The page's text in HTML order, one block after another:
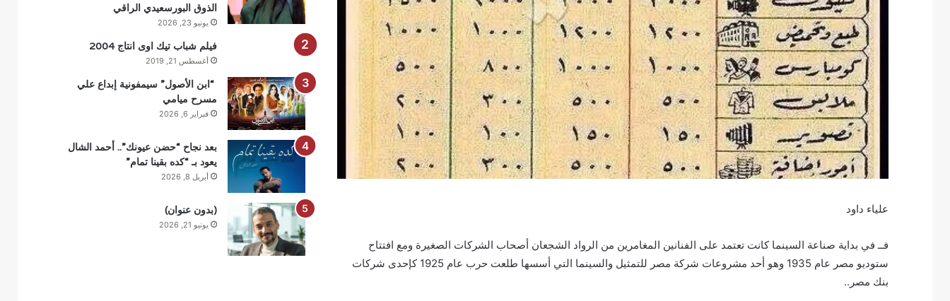
علياء داود
فــ في بداية صناعة السينما كانت تعتمد على الفنانين المغامرين من الرواد الشجعان أصحاب الشركات الصغيرة ومع افتتاح
ستوديو مصر عام 1935 وهو أحد مشروعات شركة مصر للتمثيل والسينما التي أسسها طلعت حرب عام 1925 كإحدى شركات
بنك مصر..
الذوق البورسعيدي الراقي
يونيو 23, 2026
فيلم شباب تيك اوى انتاج 2004
أغسطس 21, 2019
“ابن الأصول” سيمفونية إبداع علي
مسرح ميامي
فبراير 6, 2026
بعد نجاح “حضن عيونك”.. أحمد الشال
يعود بـ “كده بقينا تمام”
أبريل 8, 2026
(بدون عنوان)
يونيو 21, 2026